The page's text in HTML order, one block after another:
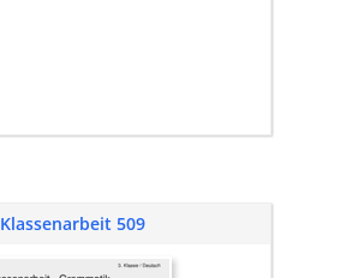
Klassenarbeit 509